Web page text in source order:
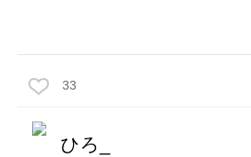
33
ひろ_